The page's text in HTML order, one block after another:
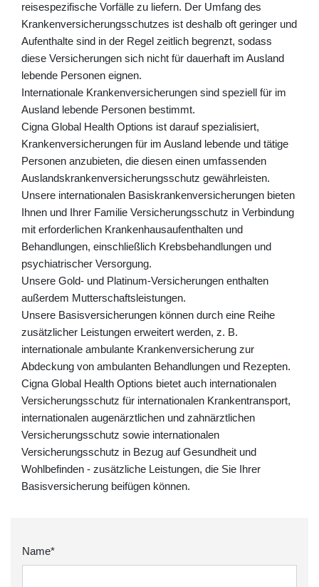
reisespezifische Vorfälle zu liefern. Der Umfang des
Krankenversicherungsschutzes ist deshalb oft geringer und
Aufenthalte sind in der Regel zeitlich begrenzt, sodass
diese Versicherungen sich nicht für dauerhaft im Ausland
lebende Personen eignen.
Internationale Krankenversicherungen sind speziell für im
Ausland lebende Personen bestimmt.
Cigna Global Health Options ist darauf spezialisiert,
Krankenversicherungen für im Ausland lebende und tätige
Personen anzubieten, die diesen einen umfassenden
Auslandskrankenversicherungsschutz gewährleisten.
Unsere internationalen Basiskrankenversicherungen bieten
Ihnen und Ihrer Familie Versicherungsschutz in Verbindung
mit erforderlichen Krankenhausaufenthalten und
Behandlungen, einschließlich Krebsbehandlungen und
psychiatrischer Versorgung.
Unsere Gold- und Platinum-Versicherungen enthalten
außerdem Mutterschaftsleistungen.
Unsere Basisversicherungen können durch eine Reihe
zusätzlicher Leistungen erweitert werden, z. B.
internationale ambulante Krankenversicherung zur
Abdeckung von ambulanten Behandlungen und Rezepten.
Cigna Global Health Options bietet auch internationalen
Versicherungsschutz für internationalen Krankentransport,
internationalen augenärztlichen und zahnärztlichen
Versicherungsschutz sowie internationalen
Versicherungsschutz in Bezug auf Gesundheit und
Wohlbefinden - zusätzliche Leistungen, die Sie Ihrer
Basisversicherung beifügen können.
Name*